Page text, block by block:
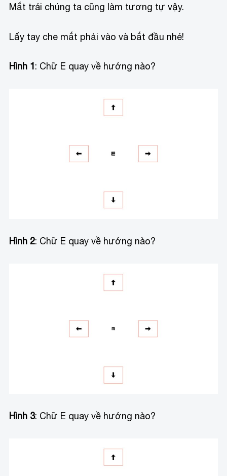
Mắt trái chúng ta cũng làm tương tự vậy.
Lấy tay che mắt phải vào và bắt đầu nhé!
Hình 1 : Chữ E quay về hướng nào?
Hình 2: Chữ E quay về hướng nào?
Hình 3: Chữ E quay về hướng nào?